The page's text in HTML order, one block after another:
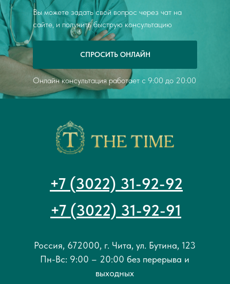
Вы можете задать свой вопрос через чат на
сайте, и получить быструю консультацию
Онлайн консультация работает с 9:00 до 20:00
СПРОСИТЬ ОНЛАЙН
Россия, 672000, г. Чита, ул. Бутина, 123
Пн-Вс: 9:00 – 20:00 без перерыва и
выходных
+7 (3022) 31-92-92
+7 (3022) 31-92-91